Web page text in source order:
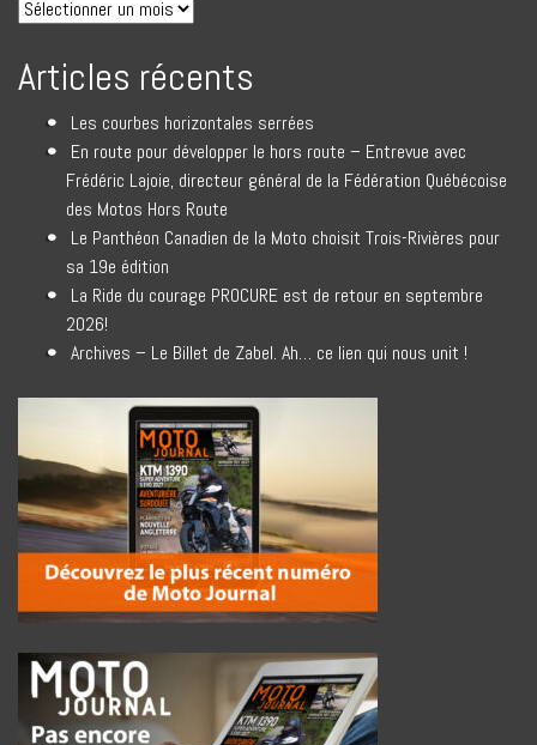
Articles récents
Les courbes horizontales serrées
En route pour développer le hors route – Entrevue avec
Frédéric Lajoie, directeur général de la Fédération Québécoise
des Motos Hors Route
Le Panthéon Canadien de la Moto choisit Trois-Rivières pour
sa 19e édition
La Ride du courage PROCURE est de retour en septembre
2026!
Archives – Le Billet de Zabel. Ah… ce lien qui nous unit !